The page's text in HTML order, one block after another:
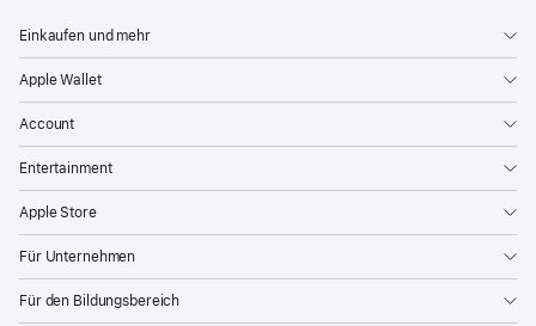
Einkaufen und mehr
Apple Wallet
Account
Entertainment
Apple Store
Für Unternehmen
Für den Bildungsbereich